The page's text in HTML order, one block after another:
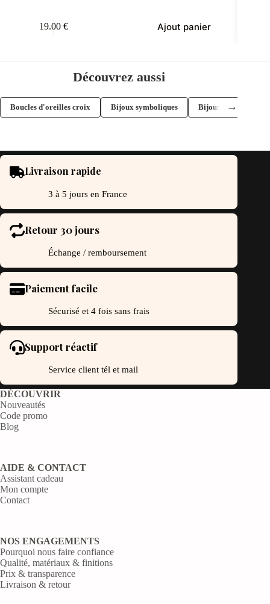
19.00 € Ajout panier
Découvrez aussi
Boucles d'oreilles croix Bijoux symboliques Bijoux spirituels
→
Livraison rapide
3 à 5 jours en France
Retour 30 jours
Échange / remboursement
Paiement facile
Sécurisé et 4 fois sans frais
Support réactif
Service client tél et mail
DÉCOUVRIR
Nouveautés
Code promo
Blog
AIDE & CONTACT
Assistant cadeau
Mon compte
Contact
NOS ENGAGEMENTS
Pourquoi nous faire confiance
Qualité, matériaux & finitions
Prix & transparence
Livraison & retour